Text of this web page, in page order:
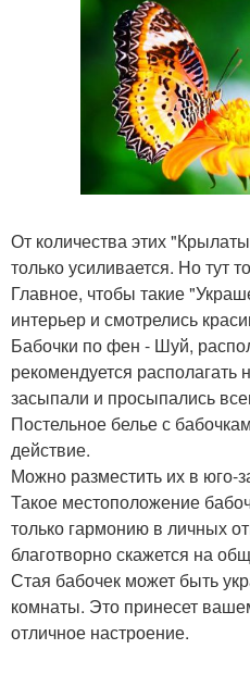
От количества этих
только усиливается. Но тут
Главное, чтобы такие
интерьер и смотрелись
Бабочки по фен - Шуй,
рекомендуется
засыпали и просыпались
Постельное белье с
действие.
Можно разместить их в юго-
Такое местоположение
только гармонию в личных
благотворно скажется на
Стая бабочек может быть
комнаты. Это принесет
отличное настроение.